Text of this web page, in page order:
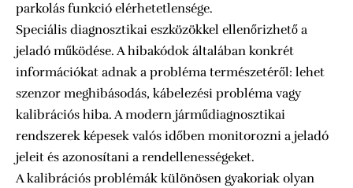
parkolás funkció elérhetetlensége.
Speciális diagnosztikai eszközökkel ellenőrizhető a
jeladó működése. A hibakódok általában konkrét
információkat adnak a probléma természetéről: lehet
szenzor meghibásodás, kábelezési probléma vagy
kalibrációs hiba. A modern járműdiagnosztikai
rendszerek képesek valós időben monitorozni a jeladó
jeleit és azonosítani a rendellenességeket.
A kalibrációs problémák különösen gyakoriak olyan